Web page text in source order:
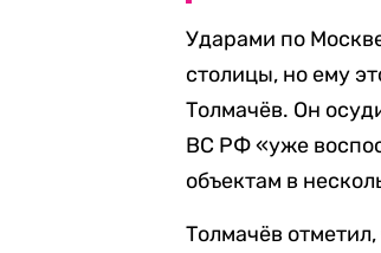
Ударами по
столицы, но ему
Толмачёв. Он
ВС РФ «уже
объектам в
Толмачёв